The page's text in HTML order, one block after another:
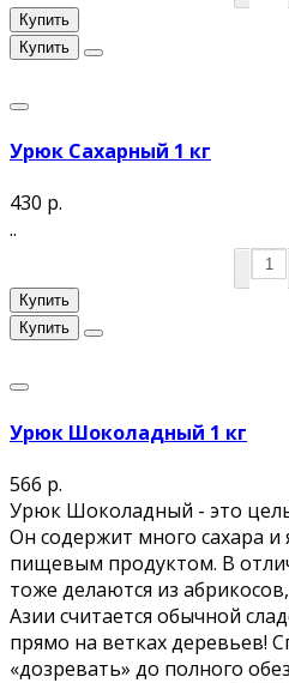
Купить
Купить
Урюк Сахарный 1 кг
430 р.
..
Купить
Купить
Урюк Шоколадный 1 кг
566 р.
Урюк Шоколадный - это
Он содержит много сахара
пищевым продуктом. В
тоже делаются из
Азии считается обычной
прямо на ветках деревьев!
«дозревать» до полного